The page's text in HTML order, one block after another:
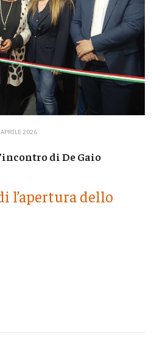
2026
di De Gaio
l’apertura dello